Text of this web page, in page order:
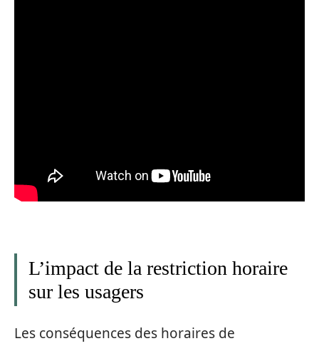
L’impact de la restriction horaire
sur les usagers
Les conséquences des horaires de